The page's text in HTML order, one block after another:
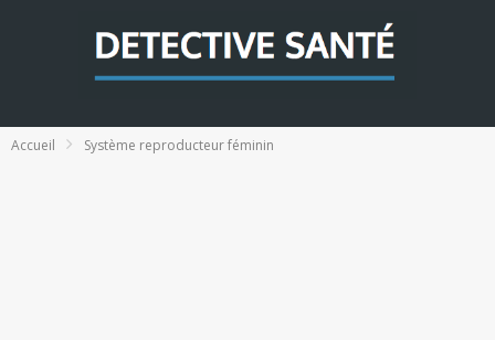
Accueil Système reproducteur féminin